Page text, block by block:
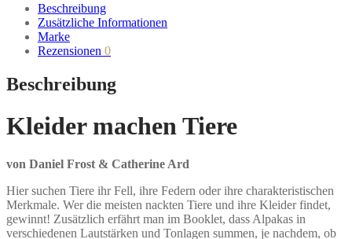
Beschreibung
Zusätzliche Informationen
Marke
Rezensionen 0
Beschreibung
Kleider machen Tiere
von Daniel Frost & Catherine Ard
Hier suchen Tiere ihr Fell, ihre Federn oder ihre charakteristischen
Merkmale. Wer die meisten nackten Tiere und ihre Kleider findet,
gewinnt! Zusätzlich erfährt man im Booklet, dass Alpakas in
verschiedenen Lautstärken und Tonlagen summen, je nachdem, ob